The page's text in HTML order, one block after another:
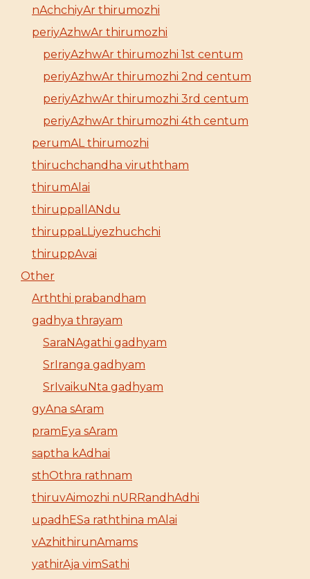
nAchchiyAr thirumozhi
periyAzhwAr thirumozhi
periyAzhwAr thirumozhi 1st centum
periyAzhwAr thirumozhi 2nd centum
periyAzhwAr thirumozhi 3rd centum
periyAzhwAr thirumozhi 4th centum
perumAL thirumozhi
thiruchchandha viruththam
thirumAlai
thiruppallANdu
thiruppaLLiyezhuchchi
thiruppAvai
Other
Arththi prabandham
gadhya thrayam
SaraNAgathi gadhyam
SrIranga gadhyam
SrIvaikuNta gadhyam
gyAna sAram
pramEya sAram
saptha kAdhai
sthOthra rathnam
thiruvAimozhi nURRandhAdhi
upadhESa raththina mAlai
vAzhithirunAmams
yathirAja vimSathi